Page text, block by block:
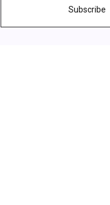
Subscribe